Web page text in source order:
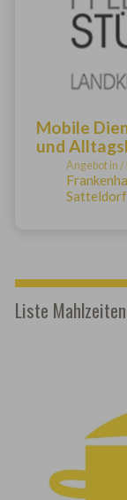
Mobile
und
Angebot in /
Liste